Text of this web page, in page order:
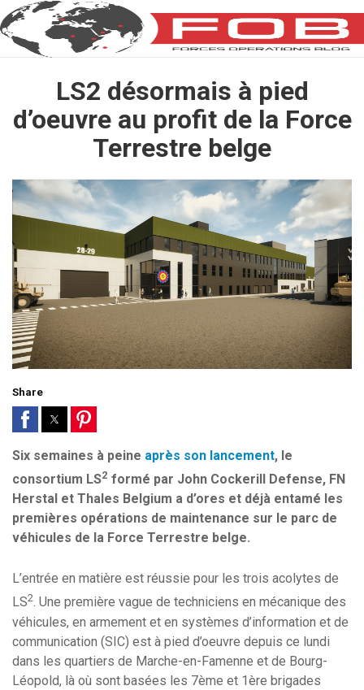
LS2 désormais à pied
d’oeuvre au profit de la Force
Terrestre belge
Share
Six semaines à peine après son lancement, le
consortium LS2 formé par John Cockerill Defense, FN
Herstal et Thales Belgium a d’ores et déjà entamé les
premières opérations de maintenance sur le parc de
véhicules de la Force Terrestre belge.
L’entrée en matière est réussie pour les trois acolytes de
LS2. Une première vague de techniciens en mécanique des
véhicules, en armement et en systèmes d’information et de
communication (SIC) est à pied d’oeuvre depuis ce lundi
dans les quartiers de Marche-en-Famenne et de Bourg-
Léopold, là où sont basées les 7ème et 1ère brigades